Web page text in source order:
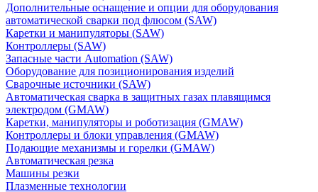
Дополнительные оснащение и опции для оборудования
автоматической сварки под флюсом (SAW)
Каретки и манипуляторы (SAW)
Контроллеры (SAW)
Запасные части Automation (SAW)
Оборудование для позиционирования изделий
Сварочные источники (SAW)
Автоматическая сварка в защитных газах плавящимся
электродом (GMAW)
Каретки, манипуляторы и роботизация (GMAW)
Контроллеры и блоки управления (GMAW)
Подающие механизмы и горелки (GMAW)
Автоматическая резка
Машины резки
Плазменные технологии